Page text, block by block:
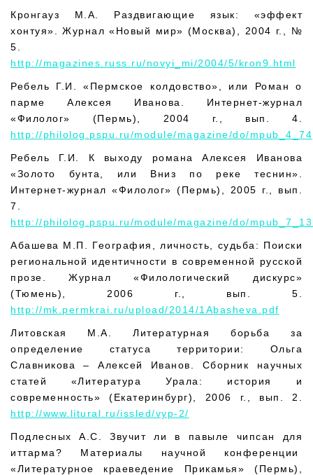
Кронгауз М.А. Раздвигающие язык: «эффект
хонтуя». Журнал «Новый мир» (Москва), 2004 г., №
5.
http://magazines.russ.ru/novyi_mi/2004/5/kron9.html
Ребель Г.И. «Пермское колдовство», или Роман о
парме Алексея Иванова. Интернет-журнал
«Филолог» (Пермь), 2004 г., вып. 4.
http://philolog.pspu.ru/module/magazine/do/mpub_4_74
Ребель Г.И. К выходу романа Алексея Иванова
«Золото бунта, или Вниз по реке теснин».
Интернет-журнал «Филолог» (Пермь), 2005 г., вып.
7.
http://philolog.pspu.ru/module/magazine/do/
Абашева М.П. География, личность, судьба: Поиски
региональной идентичности в современной русской
прозе. Журнал «Филологический дискурс»
(Тюмень), 2006 г., вып. 5.
http://mk.permkrai.ru/upload/2014/1Abasheva.pdf
Литовская М.А. Литературная борьба за
определение статуса территории: Ольга
Славникова – Алексей Иванов. Сборник научных
статей «Литература Урала: история и
современность» (Екатеринбург), 2006 г., вып. 2.
http://www.litural.ru/issled/vyp-2/
Подлесных А.С. Звучит ли в павыле чипсан для
иттарма? Материалы научной конференции
«Литературное краеведение Прикамья» (Пермь),